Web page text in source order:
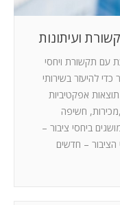
ועיתונות
עם תקשורת ויחסי
כדי להיעזר בשירותי
אפקטיביות
חשיפה
ביחסי ציבור –
הציבור – חדשים